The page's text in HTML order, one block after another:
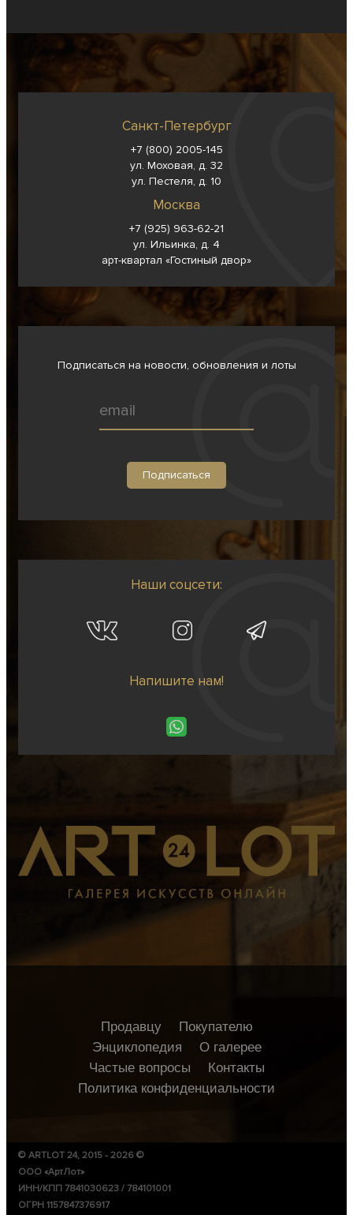
Санкт-Петербург
+7 (800) 2005-145
ул. Моховая, д. 32
ул. Пестеля, д. 10
Москва
+7 (925) 963-62-21
ул. Ильинка, д. 4
арт-квартал «Гостиный двор»
Подписаться на новости, обновления и лоты
Наши соцсети:
Напишите нам!
Продавцу
Покупателю
Энциклопедия
О галерее
Частые вопросы
Контакты
Политика конфиденциальности
© ARTLOT 24, 2015 - 2026 ©
ООО «АртЛот»
ИНН/КПП 7841030623 / 784101001
ОГРН 1157847376917